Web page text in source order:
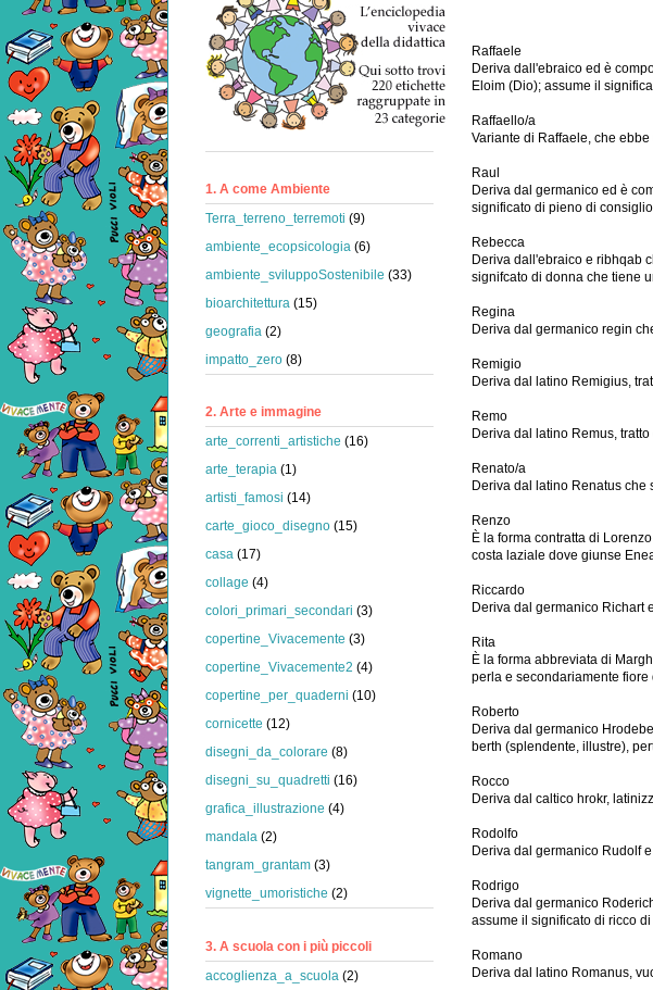
Raffaele
Deriva dall'ebraico ed è
Eloim (Dio); assume il
Raffaello/a
Variante di Raffaele, che
Raul
Deriva dal germanico ed è
significato di pieno di
Rebecca
Deriva dall'ebraico e ribhqab
signifcato di donna che tiene
Regina
Deriva dal germanico regin
Remigio
Deriva dal latino Remigius,
Remo
Deriva dal latino Remus,
Renato/a
Deriva dal latino Renatus
Renzo
È la forma contratta di
costa laziale dove giunse
Riccardo
Deriva dal germanico Richart
Rita
È la forma abbreviata di
perla e secondariamente fiore
Roberto
Deriva dal germanico
berth (splendente, illustre),
Rocco
Deriva dal caltico hrokr,
Rodolfo
Deriva dal germanico Rudolf
Rodrigo
Deriva dal germanico
assume il significato di ricco di
Romano
Deriva dal latino Romanus,
1. A come Ambiente
Terra_terreno_terremoti (9)
ambiente_ecopsicologia (6)
ambiente_sviluppoSostenibile (33)
bioarchitettura (15)
geografia (2)
impatto_zero (8)
2. Arte e immagine
arte_correnti_artistiche (16)
arte_terapia (1)
artisti_famosi (14)
carte_gioco_disegno (15)
casa (17)
collage (4)
colori_primari_secondari (3)
copertine_Vivacemente (3)
copertine_Vivacemente2 (4)
copertine_per_quaderni (10)
cornicette (12)
disegni_da_colorare (8)
disegni_su_quadretti (16)
grafica_illustrazione (4)
mandala (2)
tangram_grantam (3)
vignette_umoristiche (2)
3. A scuola con i più piccoli
accoglienza_a_scuola (2)